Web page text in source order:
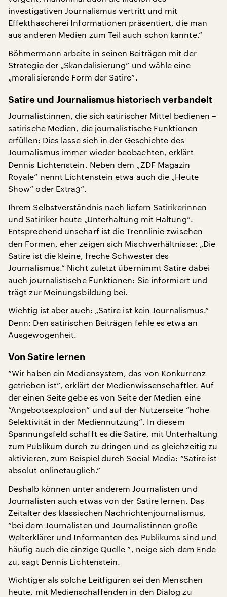
investigativen Journalismus vertritt und mit
Effekthascherei Informationen präsentiert, die man
aus anderen Medien zum Teil auch schon kannte.”
Böhmermann arbeite in seinen Beiträgen mit der
Strategie der „Skandalisierung” und wähle eine
„moralisierende Form der Satire”.
Satire und Journalismus historisch verbandelt
Journalist:innen, die sich satirischer Mittel bedienen –
satirische Medien, die journalistische Funktionen
erfüllen: Dies lasse sich in der Geschichte des
Journalismus immer wieder beobachten, erklärt
Dennis Lichtenstein. Neben dem „ZDF Magazin
Royale” nennt Lichtenstein etwa auch die „Heute
Show” oder Extra3“.
Ihrem Selbstverständnis nach liefern Satirikerinnen
und Satiriker heute „Unterhaltung mit Haltung”.
Entsprechend unscharf ist die Trennlinie zwischen
den Formen, eher zeigen sich Mischverhältnisse: „Die
Satire ist die kleine, freche Schwester des
Journalismus.“ Nicht zuletzt übernimmt Satire dabei
auch journalistische Funktionen: Sie informiert und
trägt zur Meinungsbildung bei.
Wichtig ist aber auch: „Satire ist kein Journalismus.“
Denn: Den satirischen Beiträgen fehle es etwa an
Ausgewogenheit.
Von Satire lernen
“Wir haben ein Mediensystem, das von Konkurrenz
getrieben ist”, erklärt der Medienwissenschaftler. Auf
der einen Seite gebe es von Seite der Medien eine
“Angebotsexplosion” und auf der Nutzerseite “hohe
Selektivität in der Mediennutzung”. In diesem
Spannungsfeld schafft es die Satire, mit Unterhaltung
zum Publikum durch zu dringen und es gleichzeitig zu
aktivieren, zum Beispiel durch Social Media: “Satire ist
absolut onlinetauglich.”
Deshalb können unter anderem Journalisten und
Journalisten auch etwas von der Satire lernen. Das
Zeitalter des klassischen Nachrichtenjournalismus,
“bei dem Journalisten und Journalistinnen große
Welterklärer und Informanten des Publikums sind und
häufig auch die einzige Quelle ”, neige sich dem Ende
zu, sagt Dennis Lichtenstein.
Wichtiger als solche Leitfiguren sei den Menschen
heute, mit Medienschaffenden in den Dialog zu